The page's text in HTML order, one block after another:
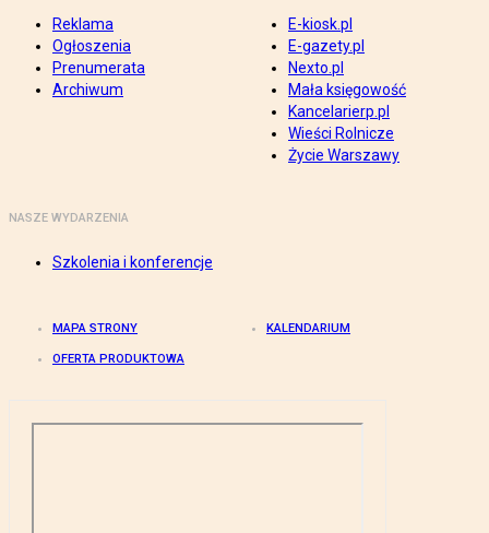
Reklama
Ogłoszenia
Prenumerata
Archiwum
E-kiosk.pl
E-gazety.pl
Nexto.pl
Mała księgowość
Kancelarierp.pl
Wieści Rolnicze
Życie Warszawy
NASZE WYDARZENIA
Szkolenia i konferencje
MAPA STRONY KALENDARIUM
OFERTA PRODUKTOWA